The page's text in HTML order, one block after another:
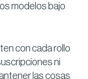
modelos bajo
con cada rollo
ni
las cosas